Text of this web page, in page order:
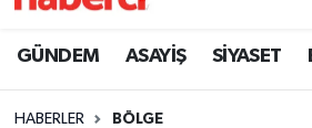
GÜNDEM ASAYİŞ SİYASET
HABERLER BÖLGE